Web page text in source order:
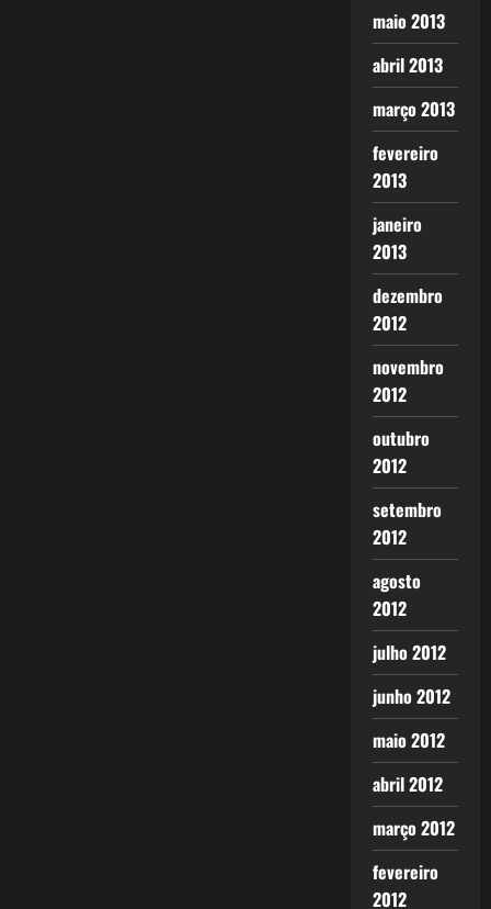
maio 2013
abril 2013
março 2013
fevereiro
2013
janeiro
2013
dezembro
2012
novembro
2012
outubro
2012
setembro
2012
agosto
2012
julho 2012
junho 2012
maio 2012
abril 2012
março 2012
fevereiro
2012